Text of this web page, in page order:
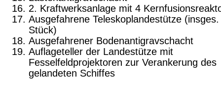
2. Kraftwerksanlage mit 4
Ausgefahrene Teleskoplandestütze
Stück)
Ausgefahrener Bodenantigravschacht
Auflageteller der Landestütze mit
Fesselfeldprojektoren zur Verankerung des
gelandeten Schiffes